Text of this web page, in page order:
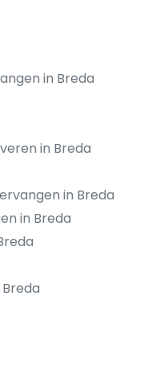
in Breda
in Breda
in Breda
in Breda